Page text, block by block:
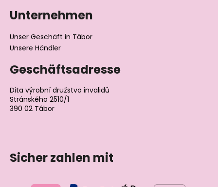
Unternehmen
Unser Geschäft in Tábor
Unsere Händler
Geschäftsadresse
Dita výrobní družstvo invalidů
Stránského 2510/1
390 02 Tábor
Sicher zahlen mit